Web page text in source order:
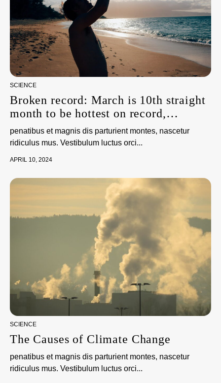
SCIENCE
Broken record: March is 10th straight
month to be hottest on record,
scientists say
penatibus et magnis dis parturient montes, nascetur
ridiculus mus. Vestibulum luctus orci...
APRIL 10, 2024
SCIENCE
The Causes of Climate Change
penatibus et magnis dis parturient montes, nascetur
ridiculus mus. Vestibulum luctus orci...